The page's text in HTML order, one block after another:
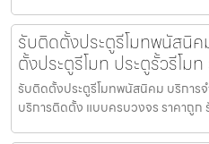
รับติดตั้งประตูรีโมทพนัสนิค
ตั้งประตูรีโมท ประตูรั้วรีโม
รับติดตั้งประตูรีโมทพนัสนิคม บริการจ
บริการติดตั้ง แบบครบวงจร ราคาถูก